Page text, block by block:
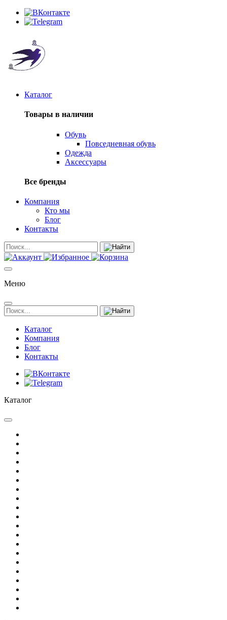
Каталог
Товары в наличии
Обувь
Повседневная обувь
Одежда
Аксессуары
Все бренды
Компания
Кто мы
Блог
Контакты
Меню
Каталог
Компания
Блог
Контакты
Каталог